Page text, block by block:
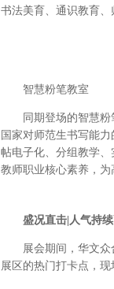
书法美育、通识教育
智慧粉笔教室
同期登场的智慧粉笔
国家对师范生书写能
帖电子化、分组教学
教师职业核心素养，
盛况直击|人气持
展会期间，华文众合
展区的热门打卡点，